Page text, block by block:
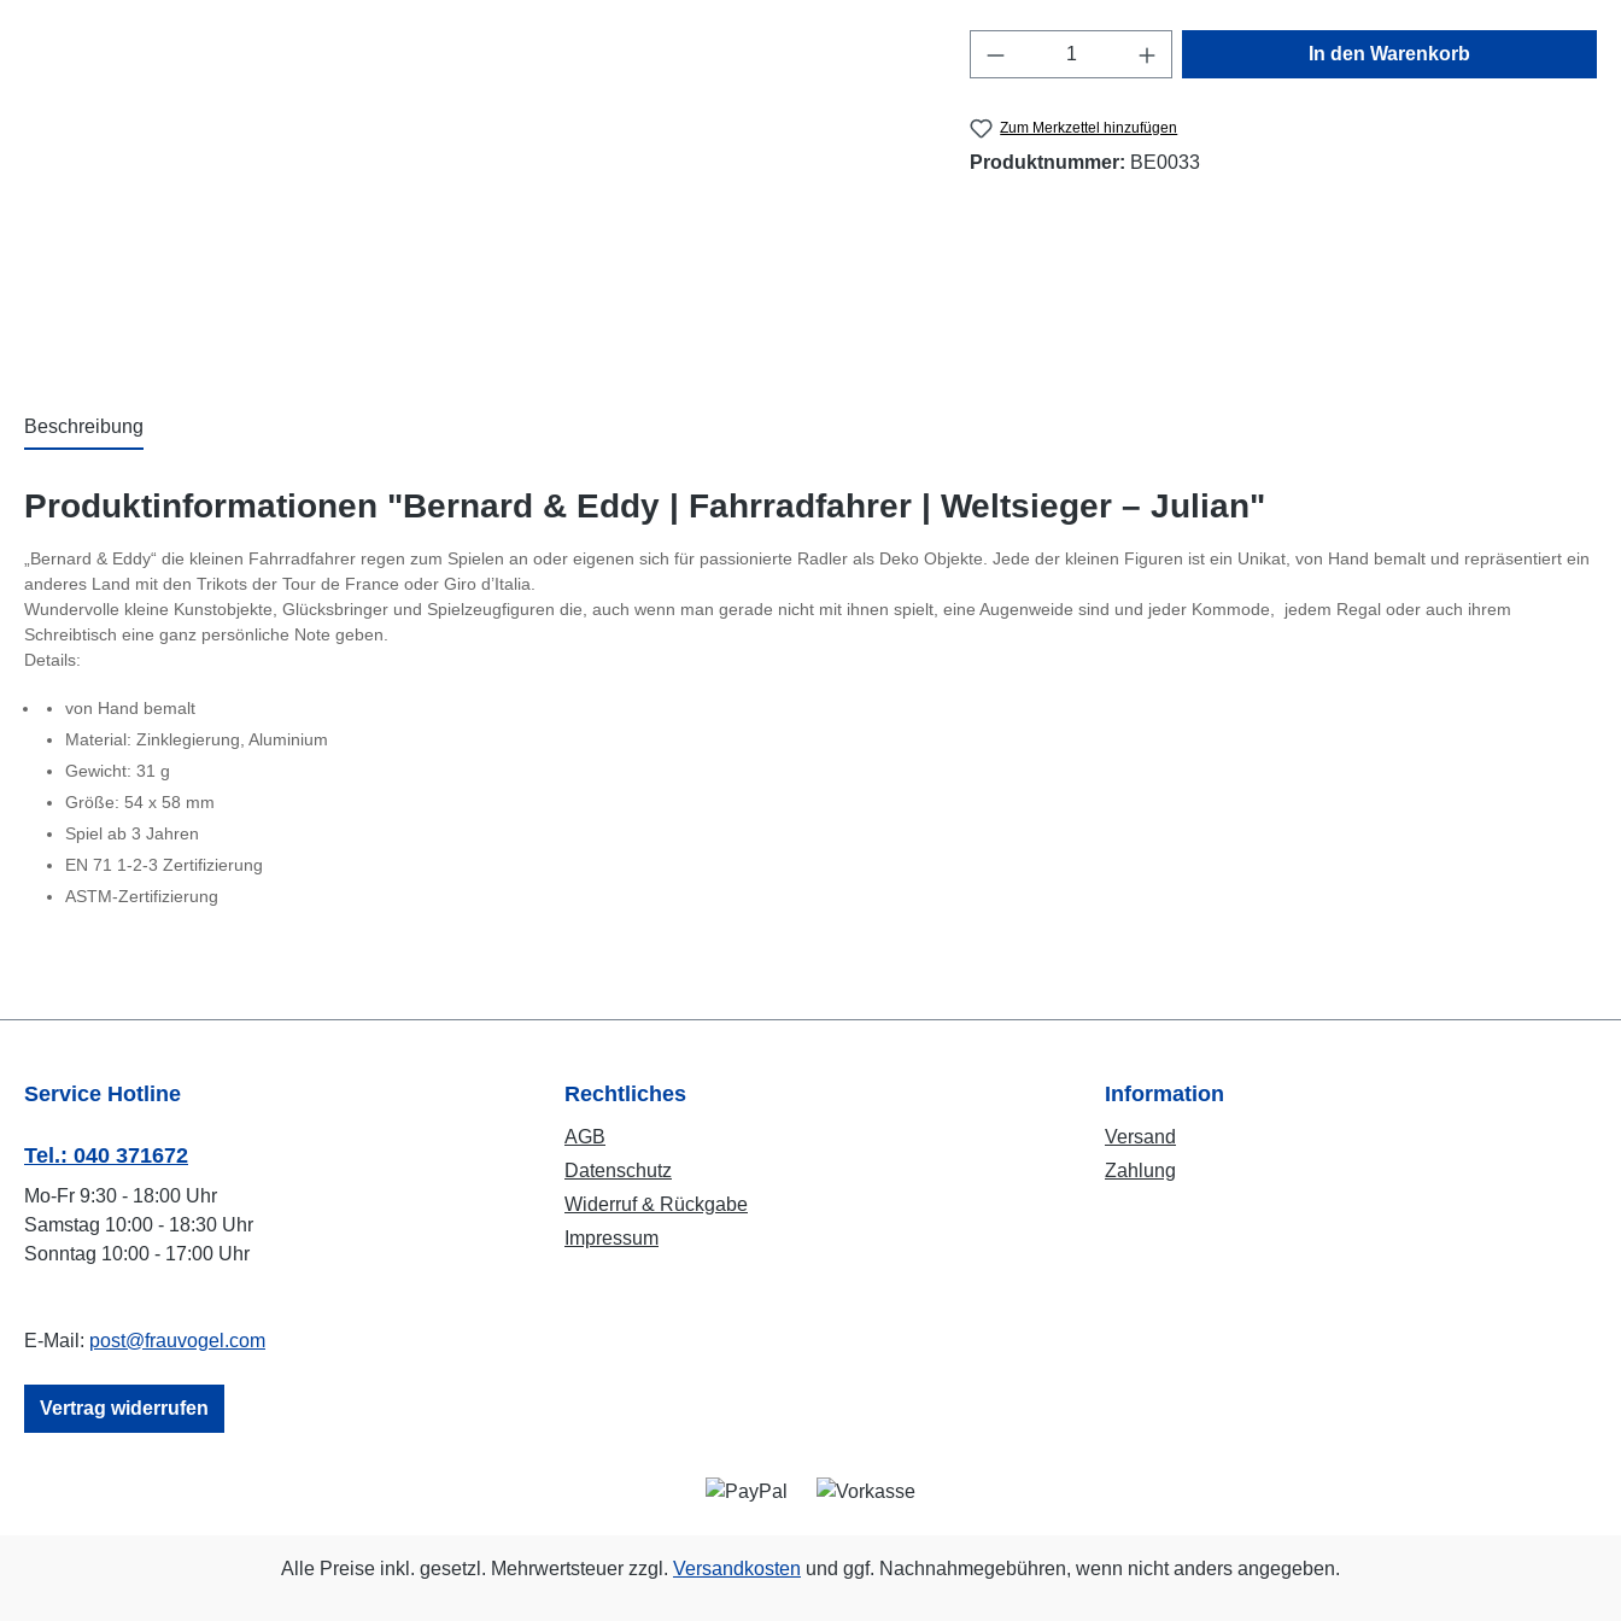
Produkt Anzahl: Gib den gewünschten Wert ein
In den Warenkorb
Zum Merkzettel hinzufügen
Produktnummer: BE0033
Beschreibung
Produktinformationen "Bernard & Eddy | Fahrradfahrer | Weltsieger – Julian"
„Bernard & Eddy“ die kleinen Fahrradfahrer regen zum Spielen an oder eigenen sich für passionierte Radler als Deko Objekte. Jede der kleinen Figuren ist ein Unikat, von Hand bemalt und repräsentiert ein
anderes Land mit den Trikots der Tour de France oder Giro d’Italia.
Wundervolle kleine Kunstobjekte, Glücksbringer und Spielzeugfiguren die, auch wenn man gerade nicht mit ihnen spielt, eine Augenweide sind und jeder Kommode, jedem Regal oder auch ihrem
Schreibtisch eine ganz persönliche Note geben.
Details:
von Hand bemalt
Material: Zinklegierung, Aluminium
Gewicht: 31 g
Größe: 54 x 58 mm
Spiel ab 3 Jahren
EN 71 1-2-3 Zertifizierung
ASTM-Zertifizierung
Service Hotline
Tel.: 040 371672
Mo-Fr 9:30 - 18:00 Uhr
Samstag 10:00 - 18:30 Uhr
Sonntag 10:00 - 17:00 Uhr
E-Mail: post@frauvogel.com
Vertrag widerrufen
Rechtliches
AGB
Datenschutz
Widerruf & Rückgabe
Impressum
Information
Versand
Zahlung
Alle Preise inkl. gesetzl. Mehrwertsteuer zzgl. Versandkosten und ggf. Nachnahmegebühren, wenn nicht anders angegeben.